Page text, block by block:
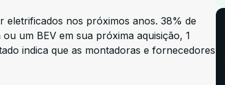
eletrificados nos próximos anos. 38% de
um BEV em sua próxima aquisição, 1
indica que as montadoras e fornecedores